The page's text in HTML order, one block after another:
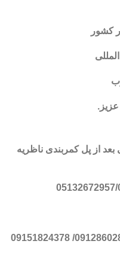
کشور
.
از پل کمربندی ناظریه